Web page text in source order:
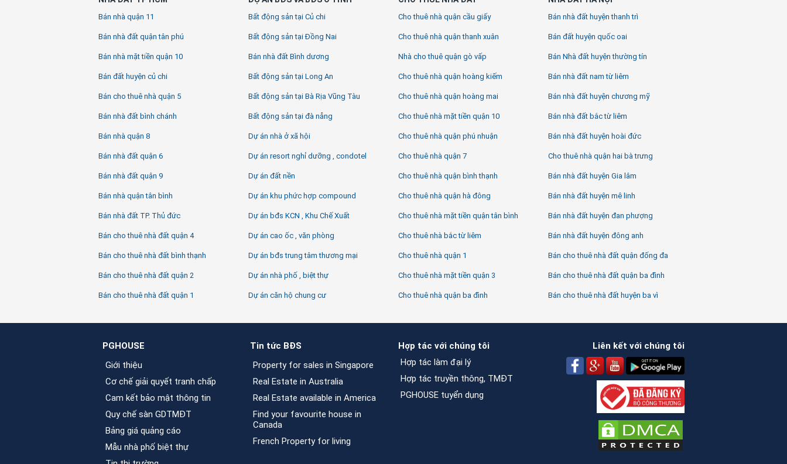
Bán nhà quận 11
Bán nhà đất quận tân phú
Bán nhà mặt tiền quận 10
Bán đất huyện củ chi
Bán cho thuê nhà quận 5
Bán nhà đất bình chánh
Bán nhà quận 8
Bán nhà đất quận 6
Bán nhà đất quận 9
Bán nhà quận tân bình
Bán nhà đất TP. Thủ đức
Bán cho thuê nhà đất quận 4
Bán cho thuê nhà đất bình thạnh
Bán cho thuê nhà đất quận 2
Bán cho thuê nhà đất quận 1
Bất động sản tại Củ chi
Bất động sản tại Đồng Nai
Bán nhà đất Bình dương
Bất động sản tại Long An
Bất động sản tại Bà Rịa Vũng Tàu
Bất động sản tại đà nẵng
Dự án nhà ở xã hội
Dự án resort nghỉ dưỡng , condotel
Dự án đất nền
Dự án khu phức hợp compound
Dự án bđs KCN , Khu Chế Xuất
Dự án cao ốc , văn phòng
Dự án bđs trung tâm thương mại
Dự án nhà phố , biệt thự
Dự án căn hộ chung cư
Cho thuê nhà quận cầu giấy
Cho thuê nhà quận thanh xuân
Nhà cho thuê quận gò vấp
Cho thuê nhà quận hoàng kiếm
Cho thuê nhà quận hoàng mai
Cho thuê nhà mặt tiền quận 10
Cho thuê nhà quận phú nhuận
Cho thuê nhà quận 7
Cho thuê nhà quận bình thạnh
Cho thuê nhà quận hà đông
Cho thuê nhà mặt tiền quận tân bình
Cho thuê nhà bắc từ liêm
Cho thuê nhà quận 1
Cho thuê nhà mặt tiền quận 3
Cho thuê nhà quận ba đình
Bán nhà đất huyện thanh trì
Bán đất huyện quốc oai
Bán Nhà đất huyện thường tín
Bán nhà đất nam từ liêm
Bán nhà đất huyện chương mỹ
Bán nhà đất bắc từ liêm
Bán nhà đất huyện hoài đức
Cho thuê nhà quận hai bà trưng
Bán nhà đất huyện Gia lâm
Bán nhà đất huyện mê linh
Bán nhà đất huyện đan phượng
Bán nhà đất huyện đông anh
Bán cho thuê nhà đất quận đống đa
Bán cho thuê nhà đất quận ba đình
Bán cho thuê nhà đất huyện ba vì
PGHOUSE
Giới thiệu
Cơ chế giải quyết tranh chấp
Cam kết bảo mật thông tin
Quy chế sàn GDTMĐT
Bảng giá quảng cáo
Mẫu nhà phố biệt thự
Tin tức BĐS
Property for sales in Singapore
Real Estate in Australia
Real Estate available in America
Find your favourite house in
Canada
French Property for living
Hợp tác với chúng tôi
Hợp tác làm đại lý
Hợp tác truyền thông, TMĐT
PGHOUSE tuyển dụng
Liên kết với chúng tôi